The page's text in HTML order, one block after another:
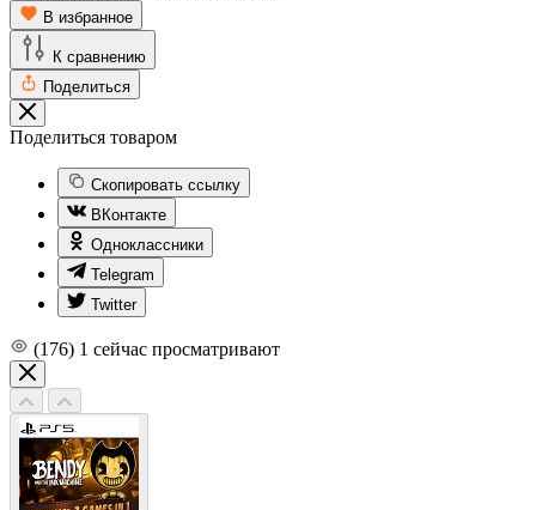
В избранное
К сравнению
Поделиться
Поделиться товаром
Скопировать ссылку
ВКонтакте
Одноклассники
Telegram
Twitter
(176) 1 сейчас просматривают